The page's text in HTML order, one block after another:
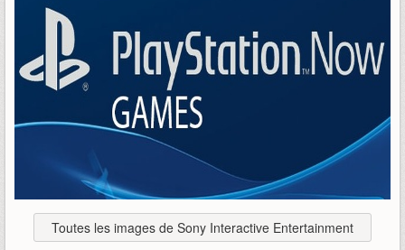
Toutes les images de Sony Interactive Entertainment